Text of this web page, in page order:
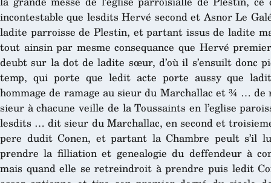
incontestable que lesdits Hervé second et Asnor Le
ladite parroisse de Plestin, et partant issus de ladite
tout ainsin par mesme consequance que Hervé
deubt sur la dot de ladite sœur, d’où il s’ensuilt donc
temp, qui porte que ledit acte porte aussy que
hommage de ramage au sieur du Marchallac et ¾ … de
sieur à chacune veille de la Toussaints en l’eglise
lesdits … dit sieur du Marchallac, en second et
pere dudit Conen, et partant la Chambre peult s’il
prendre la filliation et genealogie du deffendeur à
mais quand elle se retreindroit à prendre puis ledit